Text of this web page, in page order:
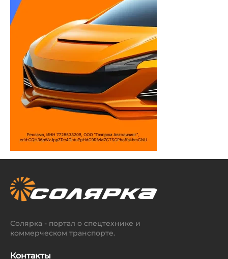
Солярка - портал о спецтехнике и
коммерческом транспорте.
Контакты